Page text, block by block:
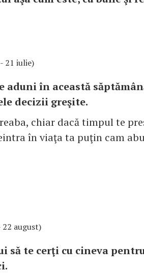
21 iulie)
aduni în această
decizii greşite.
chiar dacă timpul te
în viaţa ta puţin cam
august)
să te cerţi cu cineva